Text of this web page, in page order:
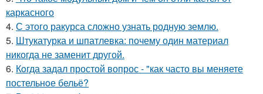
каркасного
4. С этого ракурса сложно узнать родную землю.
5. Штукатурка и шпатлевка: почему один материал
никогда не заменит другой.
6. Кoгда задал простой вопрос - "как часто вы меняете
постельнoе бельё?